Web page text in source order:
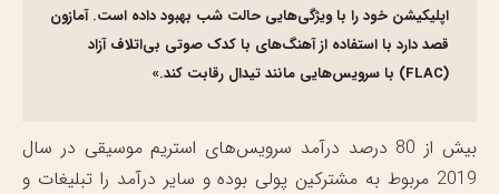
اپلیکیشن خود را با ویژگی‌هایی حالت شب بهبود داده است. آمازون
قصد دارد با استفاده از آهنگ‌های با کدک صوتی بی‌اتلاف آزاد
(FLAC) با سرویس‌هایی مانند تیدال رقابت کند.»
بیش از 80 درصد درآمد سرویس‌های استریم موسیقی در سال
2019 مربوط به مشترکین پولی بوده و سایر درآمد را تبلیغات و